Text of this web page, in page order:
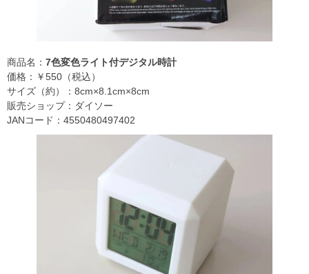
商品名： 7色変色ライト付デジタル時計
価格：￥550（税込）
サイズ（約）：8cm×8.1cm×8cm
販売ショップ：ダイソー
JANコード：4550480497402